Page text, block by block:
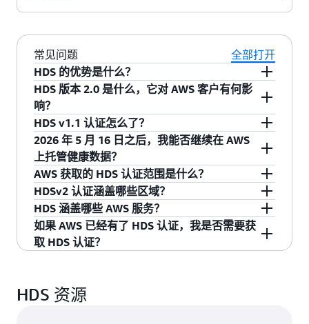
常见问题
全部打开
HDS 的优势是什么？
HDS 认证为要在云中托管法国公民医疗保健数据
的公司提供信息安全所需的保障。
HDS 版本 2.0 是什么，它对 AWS 客户有何影
响？
HDS 版本 2.0 由数字与健康机构（ANS）于 2024
年推出，加强了受法国法律管辖的个人健康数据
的安全和保护。主要变更包括：
数据主权要求规定健康数据存储（活动 1 和
2）只能在欧洲经济区（EEA）内进行。
加强了有关从处理者的透明度义务和可能受非
欧洲立法影响的风险。
性/可逆性要求。
HDS v1.1 认证怎么了？
HDS v1.1 认证已被通过过渡审计获得的 v2.0 认证
所取代。AWS 现已通过当前 v2.0 框架的认证。
2026 年 5 月 16 日之后，我能否继续在 AWS
上托管健康数据？
可以。AWS 在 27 个区域拥有 HDSv2 认证。对于
受活动 1 和 2 欧洲经济区数据驻留要求约束的客
户，六个欧洲经济区区域（法兰克福、爱尔兰、
米兰、巴黎、斯德哥尔摩、西班牙）确保在 2026
年 5 月 16 日的强制性过渡截止日期之后不间断地
3-6。
AWS 获取的 HDS 认证范围是什么？
AWS 于 2026 年 4 月 21 日获得了 HDSv2 认证，
涵盖了 HDS 框架的所有六项活动：
活动 1 和 2 – 物理基础设施（仅限欧洲经济区
以托管用于健康数据处理的信息系统的硬件基
HDSv2 认证涵盖哪些区域？
重要 – 物理托管的数据驻留（活动 1 和 2）：根
据 HDSv2 框架，活动 1 和 2 要求健康数据仅在欧
洲经济区（EEA）内进行物理存储。这意味着，如
须位于下面列出的欧洲经济区区域之一。活动 3
至 6（虚拟基础设施、平台托管、管理/操作和备
HDS 涵盖哪些 AWS 服务？
要获取 HDS 认证，IT 提供商必须先获得 ISO
27001 认证。AWS ISO 27001 认证涵盖的服务包
AWS 服务可以在
如果 AWS 已经有了 HDS 认证，我是否需要获
取 HDS 认证？
合规性要求。请查看 ANS 网站了解更多详细信
息。HDS 标准可以在
HDS 资源